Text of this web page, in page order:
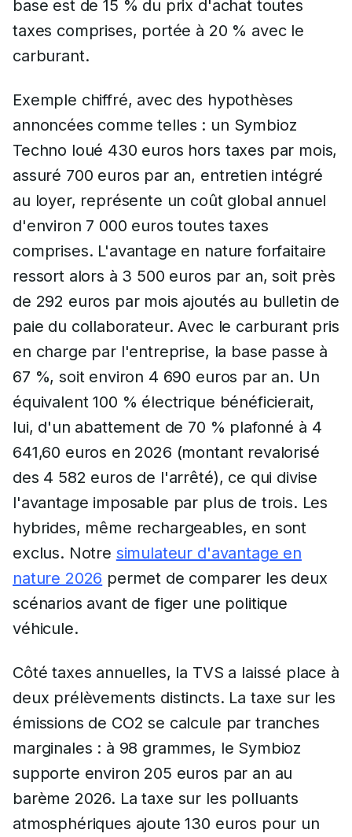
base est de 15 % du prix d'achat toutes
taxes comprises, portée à 20 % avec le
carburant.
Exemple chiffré, avec des hypothèses
annoncées comme telles : un Symbioz
Techno loué 430 euros hors taxes par mois,
assuré 700 euros par an, entretien intégré
au loyer, représente un coût global annuel
d'environ 7 000 euros toutes taxes
comprises. L'avantage en nature forfaitaire
ressort alors à 3 500 euros par an, soit près
de 292 euros par mois ajoutés au bulletin de
paie du collaborateur. Avec le carburant pris
en charge par l'entreprise, la base passe à
67 %, soit environ 4 690 euros par an. Un
équivalent 100 % électrique bénéficierait,
lui, d'un abattement de 70 % plafonné à 4
641,60 euros en 2026 (montant revalorisé
des 4 582 euros de l'arrêté), ce qui divise
l'avantage imposable par plus de trois. Les
hybrides, même rechargeables, en sont
exclus. Notre simulateur d'avantage en
nature 2026 permet de comparer les deux
scénarios avant de figer une politique
véhicule.
Côté taxes annuelles, la TVS a laissé place à
deux prélèvements distincts. La taxe sur les
émissions de CO2 se calcule par tranches
marginales : à 98 grammes, le Symbioz
supporte environ 205 euros par an au
barème 2026. La taxe sur les polluants
atmosphériques ajoute 130 euros pour un